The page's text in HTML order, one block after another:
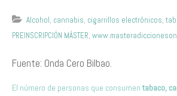
Alcohol, cannabis, cigarrillos electrónicos,
PREINSCRIPCIÓN MÁSTER,
Fuente: Onda Cero Bilbao.
El número de personas que consumen tabaco,